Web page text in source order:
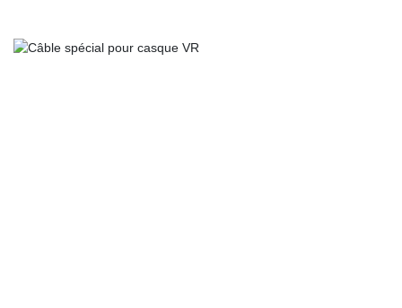
immersive.